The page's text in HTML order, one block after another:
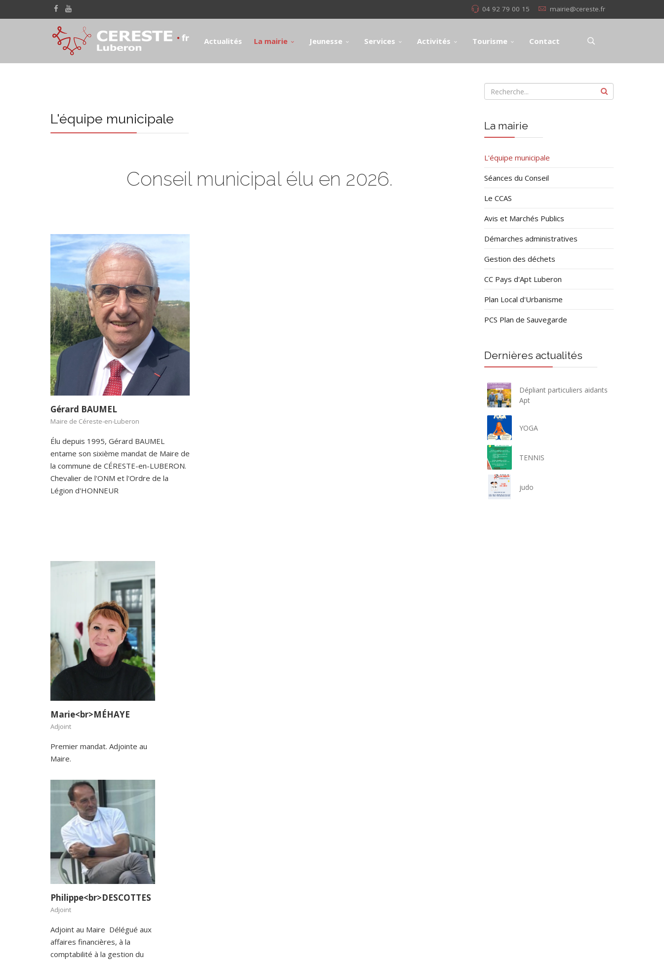
04 92 79 00 15 mairie@cereste.fr
Actualités La mairie Jeunesse Services Activités Tourisme Contact
L'équipe municipale
Conseil municipal élu en 2026.
Gérard BAUMEL
Maire de Céreste-en-Luberon
Élu depuis 1995, Gérard BAUMEL
entame son sixième mandat de Maire de
la commune de CÉRESTE-en-LUBERON.
Chevalier de l'ONM et l'Ordre de la
Légion d'HONNEUR
Marie<br>MÉHAYE
Adjoint
Premier mandat. Adjointe au
Maire.
Philippe<br>DESCOTTES
Adjoint
Adjoint au Maire Délégué aux
affaires financières, à la
comptabilité à la gestion du
La mairie
L'équipe municipale
Séances du Conseil
Le CCAS
Avis et Marchés Publics
Démarches administratives
Gestion des déchets
CC Pays d'Apt Luberon
Plan Local d'Urbanisme
PCS Plan de Sauvegarde
Dernières actualités
Dépliant particuliers aidants
Apt
YOGA
TENNIS
judo